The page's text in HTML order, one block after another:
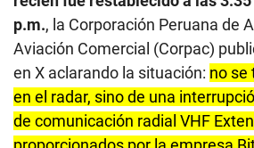
p.m., la Corporación Peruana de
Aviación Comercial (Corpac)
en X aclarando la situación: no se
en el radar, sino de una
de comunicación radial VHF